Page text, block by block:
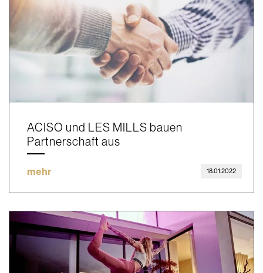
ACISO und LES MILLS bauen
Partnerschaft aus
mehr 18.01.2022